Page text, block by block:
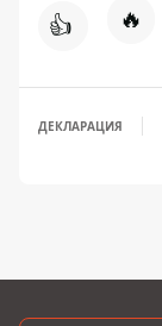
👍 🔥
ДЕКЛАРАЦИЯ